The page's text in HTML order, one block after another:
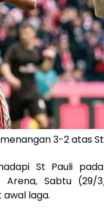
3-2 atas
St Pauli
Arena, Sabtu (29/
laga.